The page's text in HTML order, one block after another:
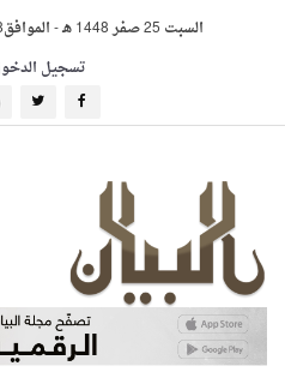
السبت 25 صفر 1448 هـ -الموافق2026/08/08م
تسجيل الدخول